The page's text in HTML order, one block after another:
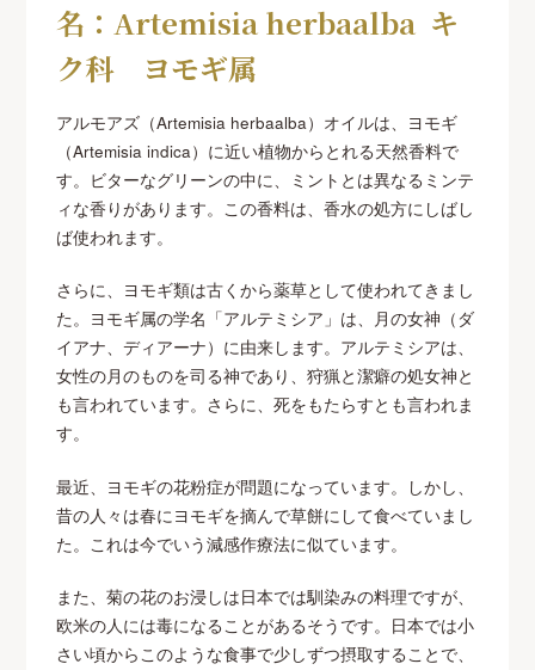
名：Artemisia herbaalba キ
ク科 ヨモギ属
アルモアズ（Artemisia herbaalba）オイルは、ヨモギ
（Artemisia indica）に近い植物からとれる天然香料で
す。ビターなグリーンの中に、ミントとは異なるミンテ
ィな香りがあります。この香料は、香水の処方にしばし
ば使われます。
さらに、ヨモギ類は古くから薬草として使われてきまし
た。ヨモギ属の学名「アルテミシア」は、月の女神（ダ
イアナ、ディアーナ）に由来します。アルテミシアは、
女性の月のものを司る神であり、狩猟と潔癖の処女神と
も言われています。さらに、死をもたらすとも言われま
す。
最近、ヨモギの花粉症が問題になっています。しかし、
昔の人々は春にヨモギを摘んで草餅にして食べていまし
た。これは今でいう減感作療法に似ています。
また、菊の花のお浸しは日本では馴染みの料理ですが、
欧米の人には毒になることがあるそうです。日本では小
さい頃からこのような食事で少しずつ摂取することで、